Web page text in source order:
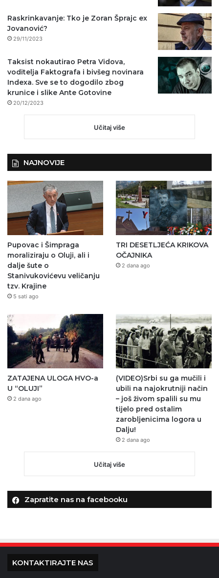
Raskrinkavanje: Tko je Zoran Šprajc ex
Jovanović?
29/11/2023
Taksist nokautirao Petra Vidova,
voditelja Faktografa i bivšeg novinara
Indexa. Sve se to dogodilo zbog
krunice i slike Ante Gotovine
20/12/2023
Učitaj više
NAJNOVIJE
Pupovac i Šimpraga
moraliziraju o Oluji, ali i
dalje šute o
Stanivukovićevu veličanju
tzv. Krajine
5 sati ago
TRI DESETLJEĆA KRIKOVA
OČAJNIKA
2 dana ago
ZATAJENA ULOGA HVO-a
U “OLUJI”
2 dana ago
(VIDEO)Srbi su ga mučili i
ubili na najokrutniji način
– još živom spalili su mu
tijelo pred ostalim
zarobljenicima logora u
Dalju!
2 dana ago
Učitaj više
Zapratite nas na facebooku
KONTAKTIRAJTE NAS